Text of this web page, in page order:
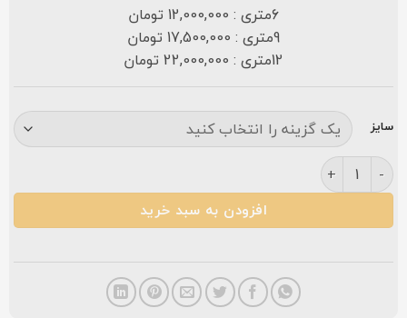
6متری : 12,000,000 تومان
9متری : 17,500,000 تومان
12متری : 22,000,000 تومان
سایز
فرش کاشان نگین طرح کیمیا ۷۰۰ شانه سرمه ای عدد
افزودن به سبد خرید